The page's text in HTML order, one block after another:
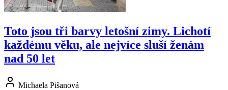
Toto jsou tři barvy letošní zimy. Lichotí
každému věku, ale nejvíce sluší ženám
nad 50 let
Michaela Pišanová